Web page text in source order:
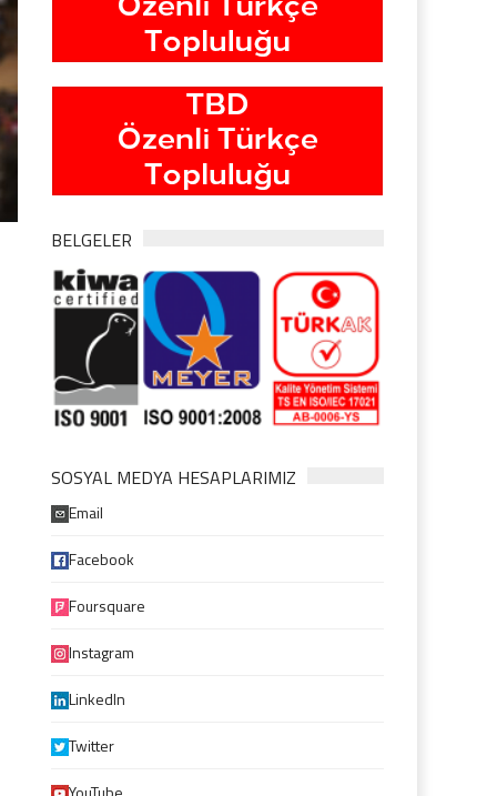
BELGELER
SOSYAL MEDYA HESAPLARIMIZ
Email
Facebook
Foursquare
Instagram
LinkedIn
Twitter